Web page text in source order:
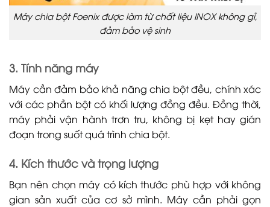
Máy chia bột Foenix được làm từ chất liệu INOX không gỉ,
đảm bảo vệ sinh
3. Tính năng máy
Máy cần đảm bảo khả năng chia bột đều, chính xác
với các phần bột có khối lượng đồng đều. Đồng thời,
máy phải vận hành trơn tru, không bị kẹt hay gián
đoạn trong suốt quá trình chia bột.
4. Kích thước và trọng lượng
Bạn nên chọn máy có kích thước phù hợp với không
gian sản xuất của cơ sở mình. Máy cần phải gọn